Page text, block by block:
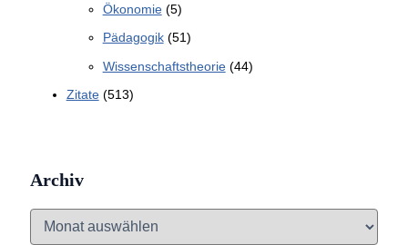
Ökonomie(5)
Pädagogik(51)
Wissenschaftstheorie(44)
Zitate(513)
Archiv